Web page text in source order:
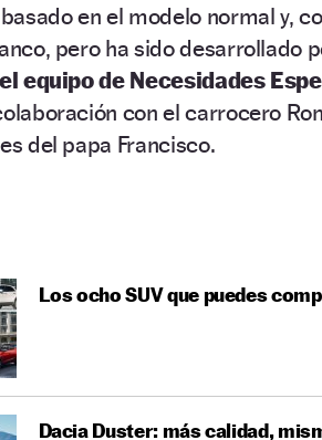
en el modelo normal y,
pero ha sido desarrollado
equipo de Necesidades
con el carrocero
del papa Francisco.
Los ocho SUV que puedes
Dacia Duster: más calidad,